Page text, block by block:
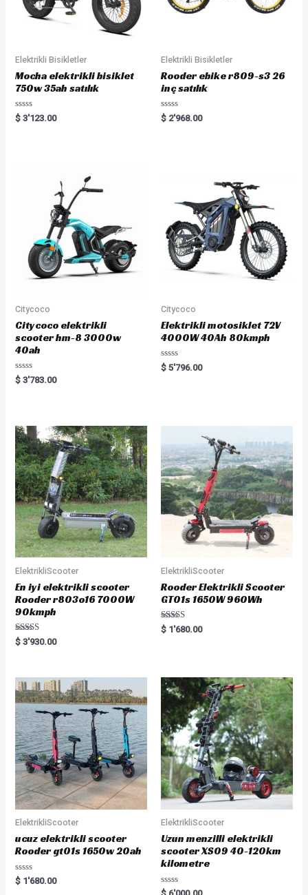
Elektrikli Bisikletler
Mocha elektrikli bisiklet
750w 35ah satılık
Rated
0
$ 3'123.00
Elektrikli Bisikletler
Rooder ebike r809-s3 26
inç satılık
Rated
0
$ 2'968.00
Citycoco
Citycoco elektrikli
scooter hm-8 3000w
40ah
Rated
0
$ 3'783.00
Citycoco
Elektrikli motosiklet 72V
4000W 40Ah 80kmph
Rated
0
$ 5'796.00
ElektrikliScooter
En iyi elektrikli scooter
Rooder r803o16 7000W
90kmph
Rated
5.00
$ 3'930.00
ElektrikliScooter
Rooder Elektrikli Scooter
GT01s 1650W 960Wh
Rated
5.00
$ 1'680.00
ElektrikliScooter
ucuz elektrikli scooter
Rooder gt01s 1650w 20ah
Rated
0
$ 1'680.00
ElektrikliScooter
Uzun menzilli elektrikli
scooter XS09 40-120km
kilometre
Rated